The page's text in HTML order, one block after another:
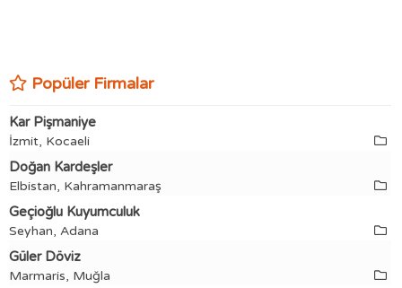
Popüler Firmalar
Kar Pişmaniye
İzmit, Kocaeli
Doğan Kardeşler
Elbistan, Kahramanmaraş
Geçioğlu Kuyumculuk
Seyhan, Adana
Güler Döviz
Marmaris, Muğla